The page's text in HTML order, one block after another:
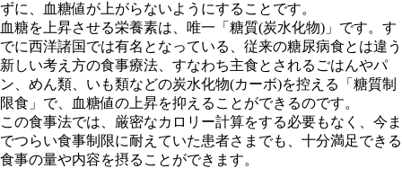
ずに、血糖値が上がらないようにすることです。
血糖を上昇させる栄養素は、唯一「糖質(炭水化物)」です。す
でに西洋諸国では有名となっている、従来の糖尿病食とは違う
新しい考え方の食事療法、すなわち主食とされるごはんやパ
ン、めん類、いも類などの炭水化物(カーボ)を控える「糖質制
限食」で、血糖値の上昇を抑えることができるのです。
この食事法では、厳密なカロリー計算をする必要もなく、今ま
でつらい食事制限に耐えていた患者さまでも、十分満足できる
食事の量や内容を摂ることができます。